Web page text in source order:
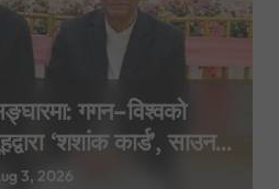
गगन–विश्वको
‘शशांक कार्ड’, साउन
घोषणा तयारी!
3, 2026